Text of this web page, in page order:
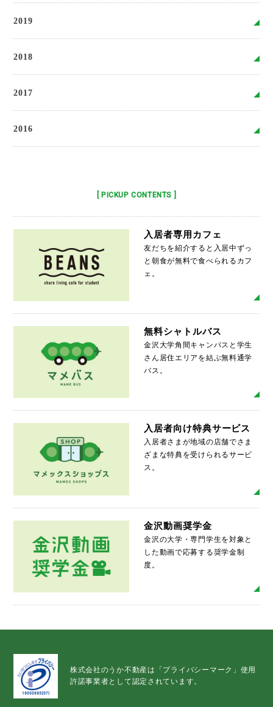
2019
2018
2017
2016
[ PICKUP CONTENTS ]
入居者専用カフェ
友だちを紹介すると入居中ずっ
と朝食が無料で食べられるカフ
ェ。
無料シャトルバス
金沢大学角間キャンパスと学生
さん居住エリアを結ぶ無料通学
バス。
入居者向け特典サービス
入居者さまが地域の店舗でさま
ざまな特典を受けられるサービ
ス。
金沢動画奨学金
金沢の大学・専門学生を対象と
した動画で応募する奨学金制
度。
株式会社のうか不動産は「プライバシーマーク」使用
許諾事業者として認定されています。